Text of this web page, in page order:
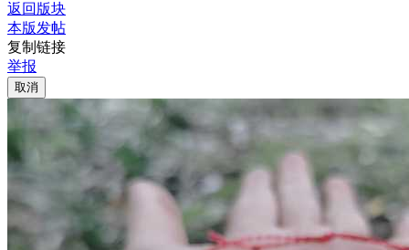
返回版块
本版发帖
复制链接
举报
取消